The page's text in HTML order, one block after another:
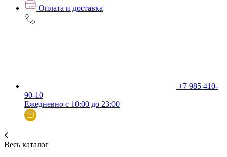
Оплата и доставка
+7 985 410-
90-10
Ежедневно с 10:00 до 23:00
Весь каталог